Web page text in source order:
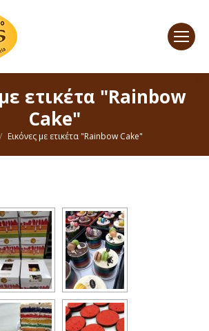
ετικέτα "Rainbow
Cake"
here:
Εικόνες με ετικέτα "Rainbow Cake"